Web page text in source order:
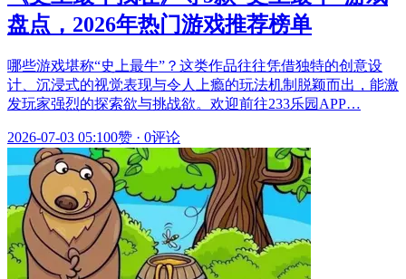
盘点，2026年热门游戏推荐榜单
哪些游戏堪称“史上最牛”？这类作品往往凭借独特的创意设
计、沉浸式的视觉表现与令人上瘾的玩法机制脱颖而出，能激
发玩家强烈的探索欲与挑战欲。欢迎前往233乐园APP…
2026-07-03 05:100赞 · 0评论